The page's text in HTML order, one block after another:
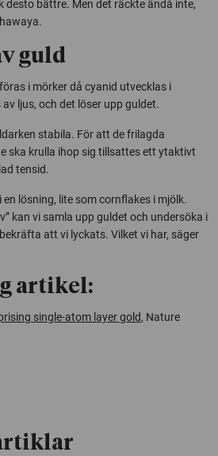
desto bättre. Men det räckte ändå inte,
guld
i mörker då cyanid utvecklas i
ljus, och det löser upp guldet.
stabila. För att de frilagda
ska krulla ihop sig tillsattes ett ytaktivt
tensid.
lösning, lite som cornflakes i mjölk.
kan vi samla upp guldet och undersöka i
att vi lyckats. Vilket vi har, säger
artikel:
single-atom layer gold, Nature